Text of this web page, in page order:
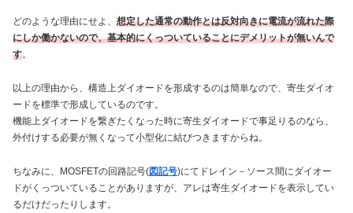
どのような理由にせよ、 想定した通常の動作とは反対向きに電流が流れた際
にしか働かないので、基本的にくっついていることにデメリットが無いんで
す。
以上の理由から、構造上ダイオードを形成するのは簡単なので、寄生ダイオ
ードを標準で形成しているのです。
機能上ダイオードを繋ぎたくなった時に寄生ダイオードで事足りるのなら、
外付けする必要が無くなって小型化に結びつきますからね。
ちなみに、MOSFETの回路記号(図記号)にてドレイン－ソース間にダイオー
ドがくっついていることがありますが、アレは寄生ダイオードを表示してい
るだけだったりします。